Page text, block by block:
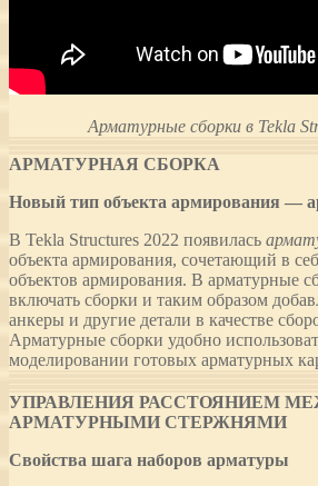
Арматурные сборки в Tekla
АРМАТУРНАЯ СБОРКА
Новый тип объекта армирования —
В Tekla Structures 2022 появилась
объекта армирования, сочетающий в
объектов армирования. В арматурные
включать сборки и таким образом
анкеры и другие детали в качестве
Арматурные сборки удобно
моделировании готовых арматурных
УПРАВЛЕНИЯ РАССТОЯНИЕМ
АРМАТУРНЫМИ СТЕРЖНЯМИ
Свойства шага наборов арматуры